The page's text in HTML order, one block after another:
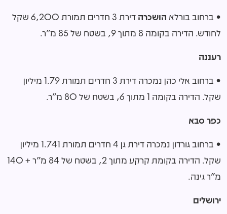
• ברחוב בורלא הושכרה
דירת 3 חדרים תמורת 6,200 שקל
לחודש. הדירה בקומה 8 מתוך 9, בשטח של 85 מ"ר.
רעננה
• ברחוב אלי כהן נמכרה דירת 3 חדרים תמורת 1.79 מיליון
שקל. הדירה בקומה 1 מתוך 6, בשטח של 80 מ"ר.
כפר סבא
• ברחוב גורדון נמכרה דירת גן 4 חדרים תמורת 1.741 מיליון
שקל. הדירה בקומת קרקע מתוך 2, בשטח של 84 מ"ר + 140
מ"ר גינה.
ירושלים